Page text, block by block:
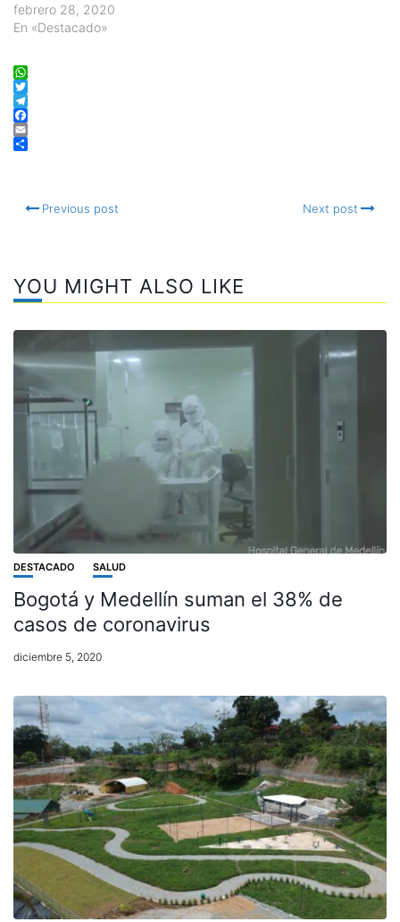
febrero 28, 2020
En «Destacado»
WhatsApp
Twitter
Telegram
Facebook
Email
Previous post Next post
YOU MIGHT ALSO LIKE
DESTACADO SALUD
Bogotá y Medellín suman el 38% de
casos de coronavirus
diciembre 5, 2020